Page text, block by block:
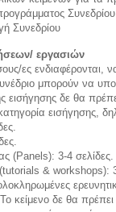
Συνεδρίου
Συνεδρίου
εργασιών
ες ενδιαφέρονται,
μπορούν να
εισήγησης δε θα
εισήγησης,
(Panels): 3-4 σελίδες.
& workshops):
κείμενο δε θα πρέπει